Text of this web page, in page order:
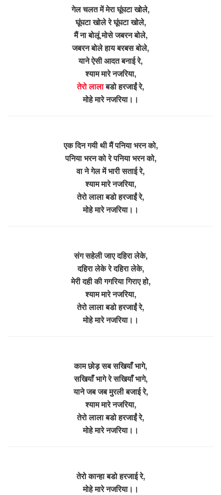
गेल चलत में मेरा घूंघटा खोले,
घूंघटा खोले रे घूंघटा खोले,
मैं ना बोलूं मोसे जबरन बोले,
जबरन बोले हाय बरबस बोले,
याने ऐसी आदत बनाई रे,
श्याम मारे नजरिया,
तेरो लालाबडो हरजाईं रे,
मोहे मारे नजरिया।।
एक दिन गयी थी मैं पनिया भरन को,
पनिया भरन को रे पनिया भरन को,
वा ने गेल में भारी सताई रे,
श्याम मारे नजरिया,
तेरो लाला बडो हरजाईं रे,
मोहे मारे नजरिया।।
संग सहेली जाए दहिरा लेके,
दहिरा लेके रे दहिरा लेके,
मेरी दही की गगरिया गिराए हो,
श्याम मारे नजरिया,
तेरो लाला बडो हरजाईं रे,
मोहे मारे नजरिया।।
काम छोड़ सब सखियाँ भागे,
सखियाँ भागे रे सखियाँ भागे,
याने जब जब मुरली बजाई रे,
श्याम मारे नजरिया,
तेरो लाला बडो हरजाईं रे,
मोहे मारे नजरिया।।
तेरो कान्हा बडो हरजाई रे,
मोहे मारे नजरिया।।